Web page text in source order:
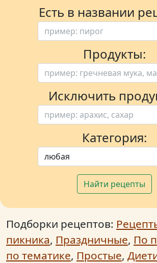
Есть в названии
Продукты:
Исключить
Категория:
Найти рецепты
Подборки рецептов:
пикника, Праздничные, По
по тематике, Простые,